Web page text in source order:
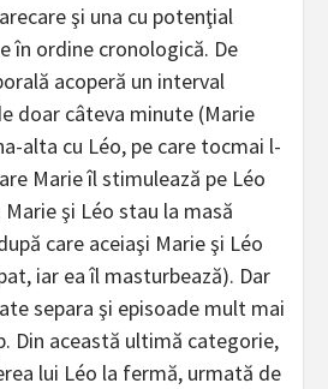
şi una cu potenţial
în ordine cronologică. De
acoperă un interval
doar câteva minute (Marie
alta cu Léo, pe care tocmai l-
Marie îl stimulează pe Léo
şi Léo stau la masă
care aceiaşi Marie şi Léo
iar ea îl masturbează). Dar
separa şi episoade mult mai
Din această ultimă categorie,
lui Léo la fermă, urmată de